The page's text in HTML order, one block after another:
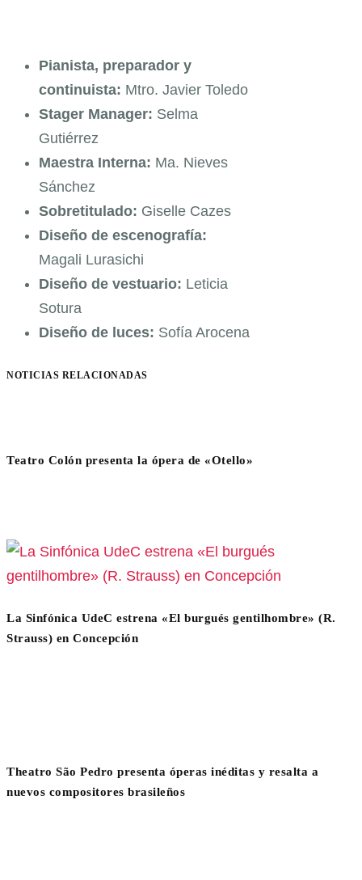
Pianista, preparador y
continuista: Mtro. Javier Toledo
Stager Manager: Selma
Gutiérrez
Maestra Interna: Ma. Nieves
Sánchez
Sobretitulado: Giselle Cazes
Diseño de escenografía:
Magali Lurasichi
Diseño de vestuario: Leticia
Sotura
Diseño de luces: Sofía Arocena
NOTICIAS RELACIONADAS
Teatro Colón presenta la ópera de «Otello»
La Sinfónica UdeC estrena «El burgués gentilhombre» (R.
Strauss) en Concepción
Theatro São Pedro presenta óperas inéditas y resalta a
nuevos compositores brasileños